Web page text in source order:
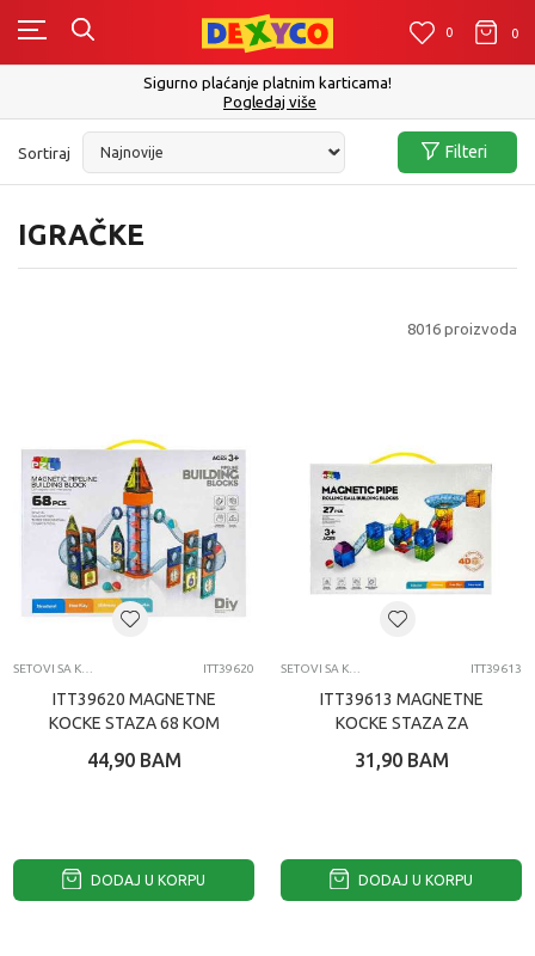
0 0
Click&Collect - Platite karticom Online i preuzmite u prodavnici po Vašem
izboru
Pogledaj više
IGRAČKE
Sortiraj Filteri
8016 proizvoda
ITT39620
ITT39620 MAGNETNE
KOCKE STAZA 68 KOM
44,90 BAM
DODAJ U KORPU
ITT39613
ITT39613 MAGNETNE
KOCKE STAZA ZA
31,90 BAM
DODAJ U KORPU